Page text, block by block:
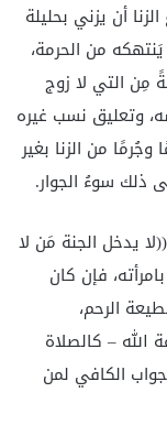
أن يزني بحليلة
من الحرمة،
مِن التي لا زوج
وتعليق نسب غيره
من الزنا بغير
ذلك سوءُ الجوار.
يدخل الجنة مَن لا
فإن كان
الرحم،
الله – كالصلاة
الكافي لمن